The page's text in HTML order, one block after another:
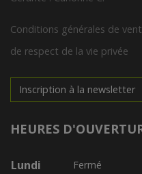
Conditions générales de
de respect de la vie privée
Inscription à la newsletter
HEURES
Lundi Fermé